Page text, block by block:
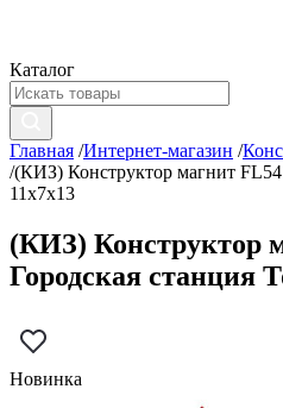
Каталог
Главная /Интернет-магазин /
/(КИЗ) Конструктор магнит
11x7x13
(КИЗ) Конструктор
Городская станция
Новинка